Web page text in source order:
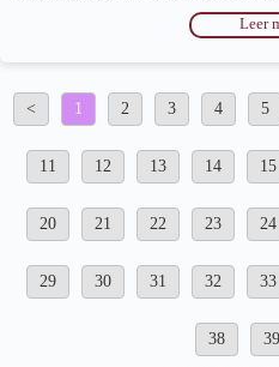
Leer
< 1 2 3 4 5
11 12 13 14 15
20 21 22 23 24
29 30 31 32 33
38 39